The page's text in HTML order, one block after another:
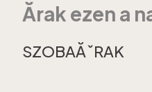
Ărak ezen a
SZOBAĂˇRAK